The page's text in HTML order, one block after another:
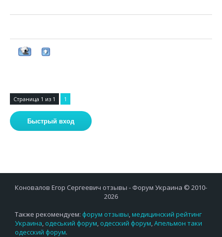
Страница 1 из 1 1
Коновалов Егор Сергеевич отзывы - Форум Украина © 2010-
2026
Также рекомендуем: форум отзывы,медицинский рейтинг
Украина, одеський форум, одесский форум,Апельмон таки
одесский форум.